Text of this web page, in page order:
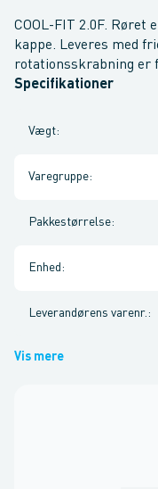
COOL-FIT 2.0F. Røret
kappe. Leveres med
rotationsskrabning er
Specifikationer
Vægt:
Varegruppe:
Pakkestørrelse:
Enhed :
Leverandørens varenr. :
Vis mere